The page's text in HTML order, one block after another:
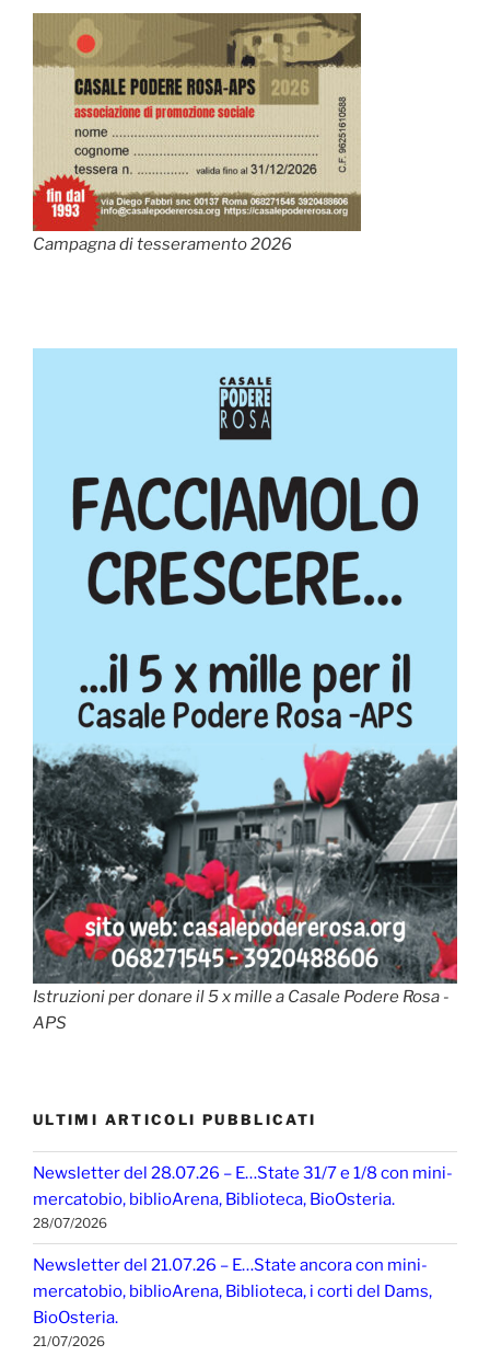
Campagna di tesseramento 2026
Istruzioni per donare il 5 x mille a Casale Podere Rosa -
APS
ULTIMI ARTICOLI PUBBLICATI
Newsletter del 28.07.26 – E…State 31/7 e 1/8 con mini-
mercatobio, biblioArena, Biblioteca, BioOsteria.
28/07/2026
Newsletter del 21.07.26 – E…State ancora con mini-
mercatobio, biblioArena, Biblioteca, i corti del Dams,
BioOsteria.
21/07/2026